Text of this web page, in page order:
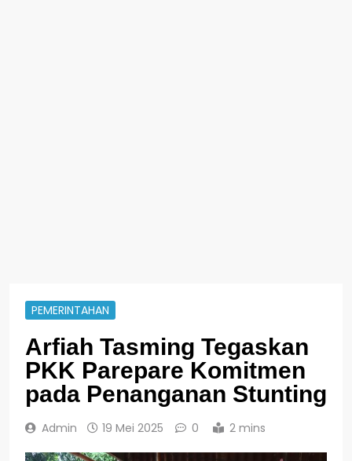
PEMERINTAHAN
Arfiah Tasming Tegaskan
PKK Parepare Komitmen
pada Penanganan Stunting
Admin 19 Mei 2025 0 2 mins